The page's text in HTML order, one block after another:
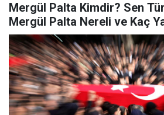
Mergül Palta Kimdir? Sen
Mergül Palta Nereli ve Kaç